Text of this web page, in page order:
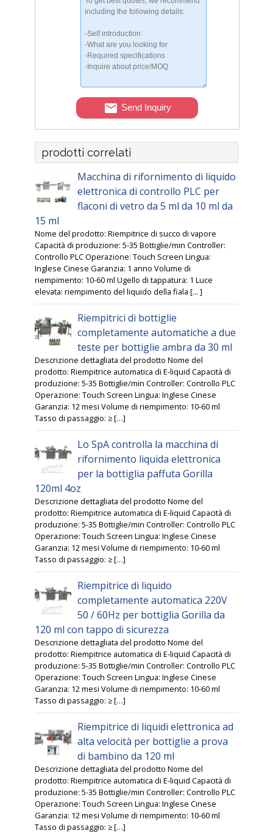
Send Inquiry
prodotti correlati
Macchina di rifornimento di liquido
elettronica di controllo PLC per
flaconi di vetro da 5 ml da 10 ml da
15 ml
Nome del prodotto: Riempitrice di succo di vapore
Capacità di produzione: 5-35 Bottiglie/min Controller:
Controllo PLC Operazione: Touch Screen Lingua:
Inglese Cinese Garanzia: 1 anno Volume di
riempimento: 10-60 ml Ugello di tappatura: 1 Luce
elevata: riempimento del liquido della fiala [... ]
Riempitrici di bottiglie
completamente automatiche a due
teste per bottiglie ambra da 30 ml
Descrizione dettagliata del prodotto Nome del
prodotto: Riempitrice automatica di E-liquid Capacità di
produzione: 5-35 Bottiglie/min Controller: Controllo PLC
Operazione: Touch Screen Lingua: Inglese Cinese
Garanzia: 12 mesi Volume di riempimento: 10-60 ml
Tasso di passaggio: ≥ […]
Lo SpA controlla la macchina di
rifornimento liquida elettronica
per la bottiglia paffuta Gorilla
120ml 4oz
Descrizione dettagliata del prodotto Nome del
prodotto: Riempitrice automatica di E-liquid Capacità di
produzione: 5-35 Bottiglie/min Controller: Controllo PLC
Operazione: Touch Screen Lingua: Inglese Cinese
Garanzia: 12 mesi Volume di riempimento: 10-60 ml
Tasso di passaggio: ≥ […]
Riempitrice di liquido
completamente automatica 220V
50 / 60Hz per bottiglia Gorilla da
120 ml con tappo di sicurezza
Descrizione dettagliata del prodotto Nome del
prodotto: Riempitrice automatica di E-liquid Capacità di
produzione: 5-35 Bottiglie/min Controller: Controllo PLC
Operazione: Touch Screen Lingua: Inglese Cinese
Garanzia: 12 mesi Volume di riempimento: 10-60 ml
Tasso di passaggio: ≥ […]
Riempitrice di liquidi elettronica ad
alta velocità per bottiglie a prova
di bambino da 120 ml
Descrizione dettagliata del prodotto Nome del
prodotto: Riempitrice automatica di E-liquid Capacità di
produzione: 5-35 Bottiglie/min Controller: Controllo PLC
Operazione: Touch Screen Lingua: Inglese Cinese
Garanzia: 12 mesi Volume di riempimento: 10-60 ml
Tasso di passaggio: ≥ […]